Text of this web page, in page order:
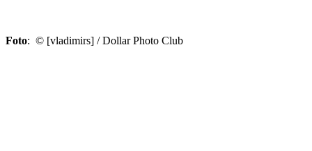
Foto: © [vladimirs] / Dollar Photo Club